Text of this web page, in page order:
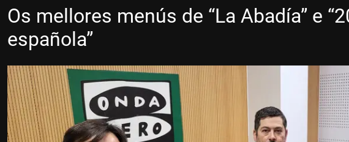
Os mellores menús de “La Abadía” e
española”